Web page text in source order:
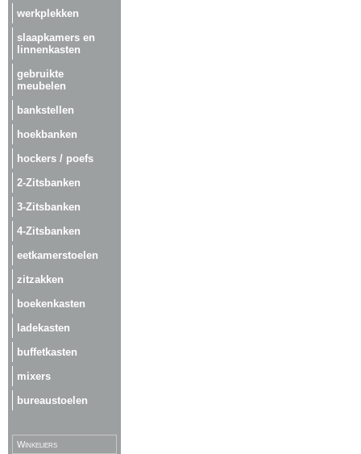
werkplekken
slaapkamers en
linnenkasten
gebruikte
meubelen
bankstellen
hoekbanken
hockers / poefs
2-Zitsbanken
3-Zitsbanken
4-Zitsbanken
eetkamerstoelen
zitzakken
boekenkasten
ladekasten
buffetkasten
mixers
bureaustoelen
Winkeliers